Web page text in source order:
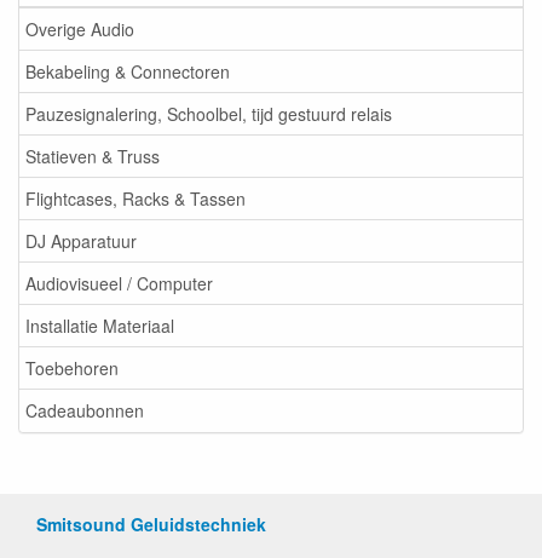
Overige Audio
Bekabeling & Connectoren
Pauzesignalering, Schoolbel, tijd gestuurd relais
Statieven & Truss
Flightcases, Racks & Tassen
DJ Apparatuur
Audiovisueel / Computer
Installatie Materiaal
Toebehoren
Cadeaubonnen
Smitsound Geluidstechniek